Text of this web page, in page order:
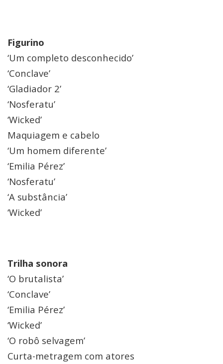
Figurino
‘Um completo desconhecido’
‘Conclave’
‘Gladiador 2’
‘Nosferatu’
‘Wicked’
Maquiagem e cabelo
‘Um homem diferente’
‘Emilia Pérez’
‘Nosferatu’
‘A substância’
‘Wicked’
Trilha sonora
‘O brutalista’
‘Conclave’
‘Emilia Pérez’
‘Wicked’
‘O robô selvagem’
Curta-metragem com atores